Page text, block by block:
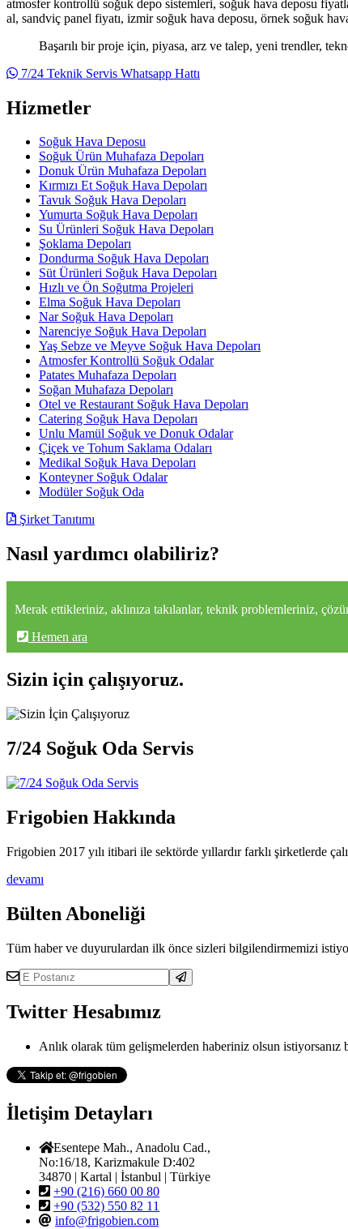
atmosfer kontrollü soğuk depo sistemleri, soğuk hava deposu
al, sandviç panel fiyatı, izmir soğuk hava deposu, örnek soğuk
Başarılı bir proje için, piyasa, arz ve talep, yeni trendler,
7/24 Teknik Servis Whatsapp Hattı
Hizmetler
Soğuk Hava Deposu
Soğuk Ürün Muhafaza Depoları
Donuk Ürün Muhafaza Depoları
Kırmızı Et Soğuk Hava Depoları
Tavuk Soğuk Hava Depoları
Yumurta Soğuk Hava Depoları
Su Ürünleri Soğuk Hava Depoları
Şoklama Depoları
Dondurma Soğuk Hava Depoları
Süt Ürünleri Soğuk Hava Depoları
Hızlı ve Ön Soğutma Projeleri
Elma Soğuk Hava Depoları
Nar Soğuk Hava Depoları
Narenciye Soğuk Hava Depoları
Yaş Sebze ve Meyve Soğuk Hava Depoları
Atmosfer Kontrollü Soğuk Odalar
Patates Muhafaza Depoları
Soğan Muhafaza Depoları
Otel ve Restaurant Soğuk Hava Depoları
Catering Soğuk Hava Depoları
Unlu Mamül Soğuk ve Donuk Odalar
Çiçek ve Tohum Saklama Odaları
Medikal Soğuk Hava Depoları
Konteyner Soğuk Odalar
Modüler Soğuk Oda
Şirket Tanıtımı
Nasıl yardımcı olabiliriz?
Merak ettikleriniz, aklınıza takılanlar, teknik problemleriniz,
Hemen ara
Sizin için çalışıyoruz.
7/24 Soğuk Oda Servis
Frigobien Hakkında
Frigobien 2017 yılı itibari ile sektörde yıllardır farklı şirketlerde
devamı
Bülten Aboneliği
Tüm haber ve duyurulardan ilk önce sizleri bilgilendirmemizi
Twitter Hesabımız
Anlık olarak tüm gelişmelerden haberiniz olsun
İletişim Detayları
Esentepe Mah., Anadolu Cad.,
No:16/18, Karizmakule D:402
34870 | Kartal | İstanbul | Türkiye
+90 (216) 660 00 80
+90 (532) 550 82 11
info@frigobien.com